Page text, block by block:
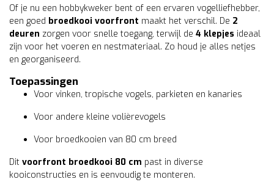
Of je nu een hobbykweker bent of een ervaren vogelliefhebber,
een goed broedkooi voorfront maakt het verschil. De 2
deuren zorgen voor snelle toegang, terwijl de 4 klepjes ideaal
zijn voor het voeren en nestmateriaal. Zo houd je alles netjes
en georganiseerd.
Toepassingen
Voor vinken, tropische vogels, parkieten en kanaries
Voor andere kleine volièrevogels
Voor broedkooien van 80 cm breed
Dit voorfront broedkooi 80 cm past in diverse
kooiconstructies en is eenvoudig te monteren.